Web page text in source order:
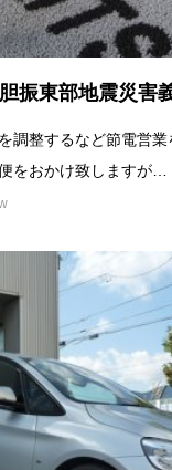
振東部地震災害
調整するなど節電営業
をおかけ致しますが…